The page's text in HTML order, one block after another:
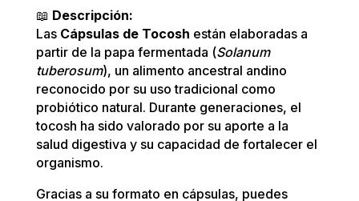
cantidad
📖 Descripción:
Las Cápsulas de Tocosh están elaboradas a
partir de la papa fermentada (Solanum
tuberosum), un alimento ancestral andino
reconocido por su uso tradicional como
probiótico natural. Durante generaciones, el
tocosh ha sido valorado por su aporte a la
salud digestiva y su capacidad de fortalecer el
organismo.
Gracias a su formato en cápsulas, puedes